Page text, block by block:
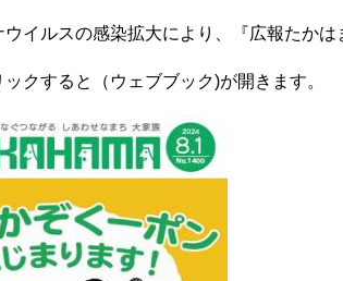
イルスの感染拡大により、『広報たかは
クすると（ウェブブック)が開きます。